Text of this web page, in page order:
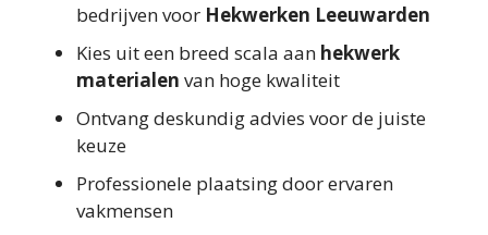
bedrijven voor Hekwerken Leeuwarden
Kies uit een breed scala aan hekwerk
materialen van hoge kwaliteit
Ontvang deskundig advies voor de juiste
keuze
Professionele plaatsing door ervaren
vakmensen